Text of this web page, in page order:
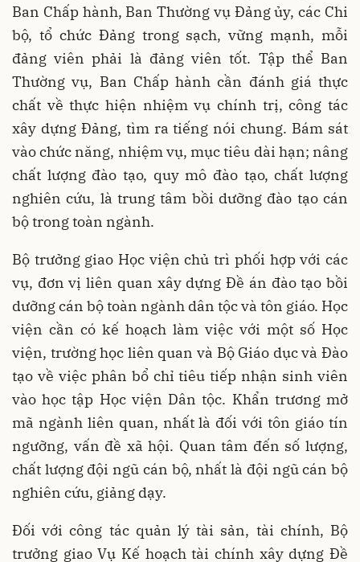
Ban Chấp hành, Ban Thường vụ Đảng ủy, các Chi
bộ, tổ chức Đảng trong sạch, vững mạnh, mỗi
đảng viên phải là đảng viên tốt. Tập thể Ban
Thường vụ, Ban Chấp hành cần đánh giá thực
chất về thực hiện nhiệm vụ chính trị, công tác
xây dựng Đảng, tìm ra tiếng nói chung. Bám sát
vào chức năng, nhiệm vụ, mục tiêu dài hạn; nâng
chất lượng đào tạo, quy mô đào tạo, chất lượng
nghiên cứu, là trung tâm bồi dưỡng đào tạo cán
bộ trong toàn ngành.
Bộ trưởng giao Học viện chủ trì phối hợp với các
vụ, đơn vị liên quan xây dựng Đề án đào tạo bồi
dưỡng cán bộ toàn ngành dân tộc và tôn giáo. Học
viện cần có kế hoạch làm việc với một số Học
viện, trường học liên quan và Bộ Giáo dục và Đào
tạo về việc phân bổ chỉ tiêu tiếp nhận sinh viên
vào học tập Học viện Dân tộc. Khẩn trương mở
mã ngành liên quan, nhất là đối với tôn giáo tín
ngưỡng, vấn đề xã hội. Quan tâm đến số lượng,
chất lượng đội ngũ cán bộ, nhất là đội ngũ cán bộ
nghiên cứu, giảng dạy.
Đối với công tác quản lý tài sản, tài chính, Bộ
trưởng giao Vụ Kế hoạch tài chính xây dựng Đề